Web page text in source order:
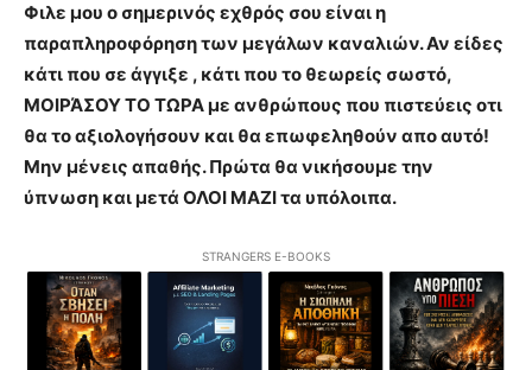
Φιλε μου ο σημερινός εχθρός σου είναι η
παραπληροφόρηση των μεγάλων καναλιών. Αν είδες
κάτι που σε άγγιξε , κάτι που το θεωρείς σωστό,
ΜΟΙΡΆΣΟΥ ΤΟ ΤΩΡΑ με ανθρώπους που πιστεύεις οτι
θα το αξιολογήσουν και θα επωφεληθούν απο αυτό!
Μην μένεις απαθής. Πρώτα θα νικήσουμε την
ύπνωση και μετά ΟΛΟΙ ΜΑΖΙ τα υπόλοιπα.
STRANGERS E-BOOKS